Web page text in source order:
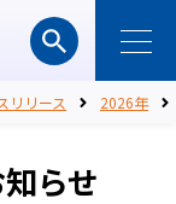
リリース 2026年
らせ